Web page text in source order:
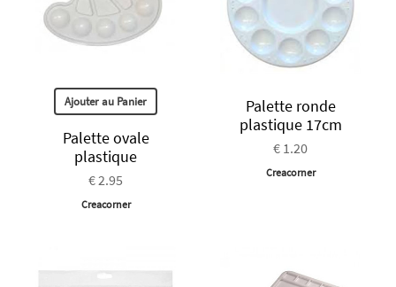
Ajouter au Panier
Palette ovale
plastique
€ 2.95
Creacorner
Palette ronde
plastique 17cm
€ 1.20
Creacorner